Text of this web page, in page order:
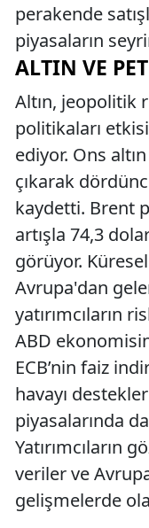
perakende
piyasaların
ALTIN VE
Altın, jeopolitik
politikaları
ediyor. Ons
çıkarak
kaydetti. Brent
artışla 74,3
görüyor.
Avrupa'dan
yatırımcıların
ABD
ECB’nin faiz
havayı
piyasalarında
Yatırımcıların
veriler ve
gelişmelerde